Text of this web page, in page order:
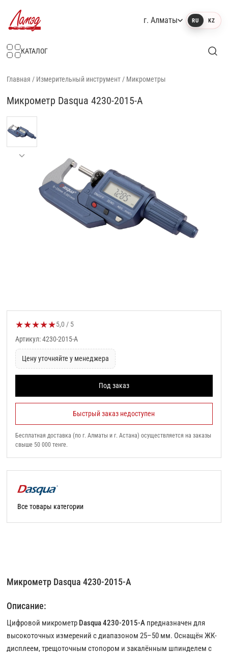
г. Алматы RU KZ
КАТАЛОГ
Главная / Измерительный инструмент / Микрометры
Микрометр Dasqua 4230-2015-A
Микрометр Dasqua 4230-2015-A
Описание:
Цифровой микрометр Dasqua 4230-2015-A предназначен для
высокоточных измерений с диапазоном 25–50 мм. Оснащён ЖК-
дисплеем, трещоточным стопором и закалённым шпинделем с
★★★★★Оценка товара:
5,0 / 5
Артикул: 4230-2015-A
Цену уточняйте у менеджера
Под заказ
Быстрый заказ недоступен
Бесплатная доставка (по г. Алматы и г. Астана) осуществляется на заказы
свыше 50 000 тенге.
Все товары категории